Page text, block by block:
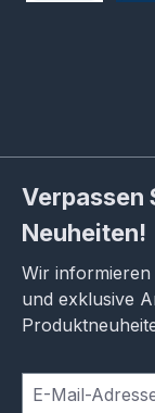
Verpassen
Neuheiten!
Wir
und exklusive